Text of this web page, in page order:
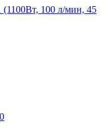
100 л/мин, 45